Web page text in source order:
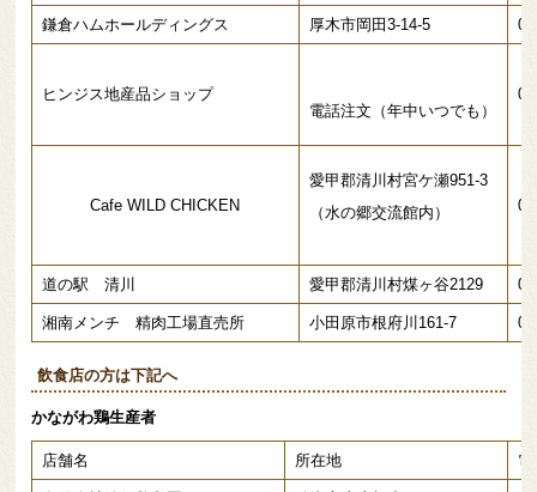
鎌倉ハムホールディングス 厚木市岡田3-14-5
ヒンジス地産品ショップ
電話注文（年中いつでも）
Cafe WILD CHICKEN
愛甲郡清川村宮ケ瀬951-3
（水の郷交流館内）
道の駅 清川 愛甲郡清川村煤ヶ谷2129
湘南メンチ 精肉工場直売所 小田原市根府川161-7
飲食店の方は下記へ
かながわ鶏生産者
店舗名 所在地 電